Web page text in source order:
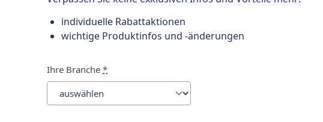
individuelle Rabattaktionen
wichtige Produktinfos und -änderungen
Ihre Branche *